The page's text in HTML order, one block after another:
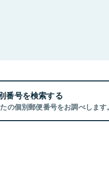
番号を検索する
の個別郵便番号をお調べします。